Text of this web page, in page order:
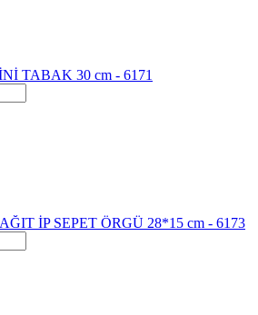
TABAK 30 cm - 6171
İP SEPET ÖRGÜ 28*15 cm - 6173